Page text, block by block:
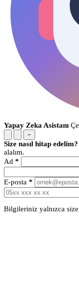
Yapay Zeka Asistanı
−
Size nasıl hitap edelim?
alalım.
Ad *
E-posta *
Bilgileriniz yalnızca